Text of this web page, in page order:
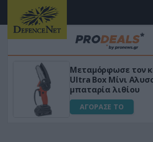
«Μαγική»
για αύξηση
ΑΓΟΡΑΣΕ ΤΟ